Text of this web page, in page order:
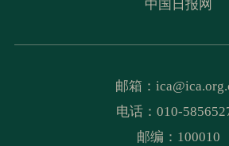
中国日报网
邮箱：
电话：010-
邮编：100010